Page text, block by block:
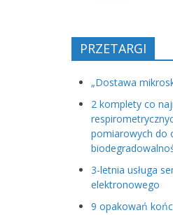
PRZETARGI
„Dostawa
2 komplety co
pomiarowych do
3-letnia usługa
elektronowego
9 opakowań